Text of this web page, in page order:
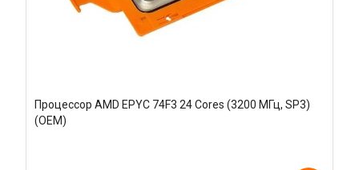
Процессор AMD EPYC 74F3 24 Cores (3200 МГц, SP3)
(OEM)